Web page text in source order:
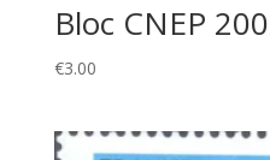
Bloc CNEP
€3.00